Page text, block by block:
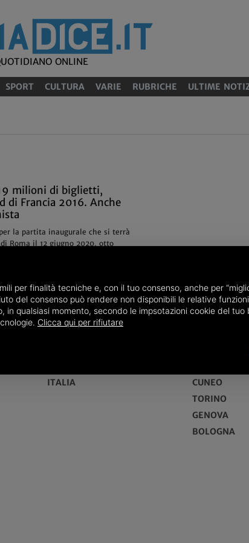
ONLINE
SPORT CULTURA VARIE RUBRICHE ULTIME
milioni di biglietti,
di Francia 2016. Anche
la partita inaugurale che si terrà
Roma il 12 giugno 2020, otto
ITALIA
CUNEO
TORINO
GENOVA
BOLOGNA
per finalità tecniche e, con il tuo consenso, anche per
del consenso può rendere non disponibili le relative
qualsiasi momento, secondo le impsotazioni cookie del tuo
Clicca qui per rifiutare